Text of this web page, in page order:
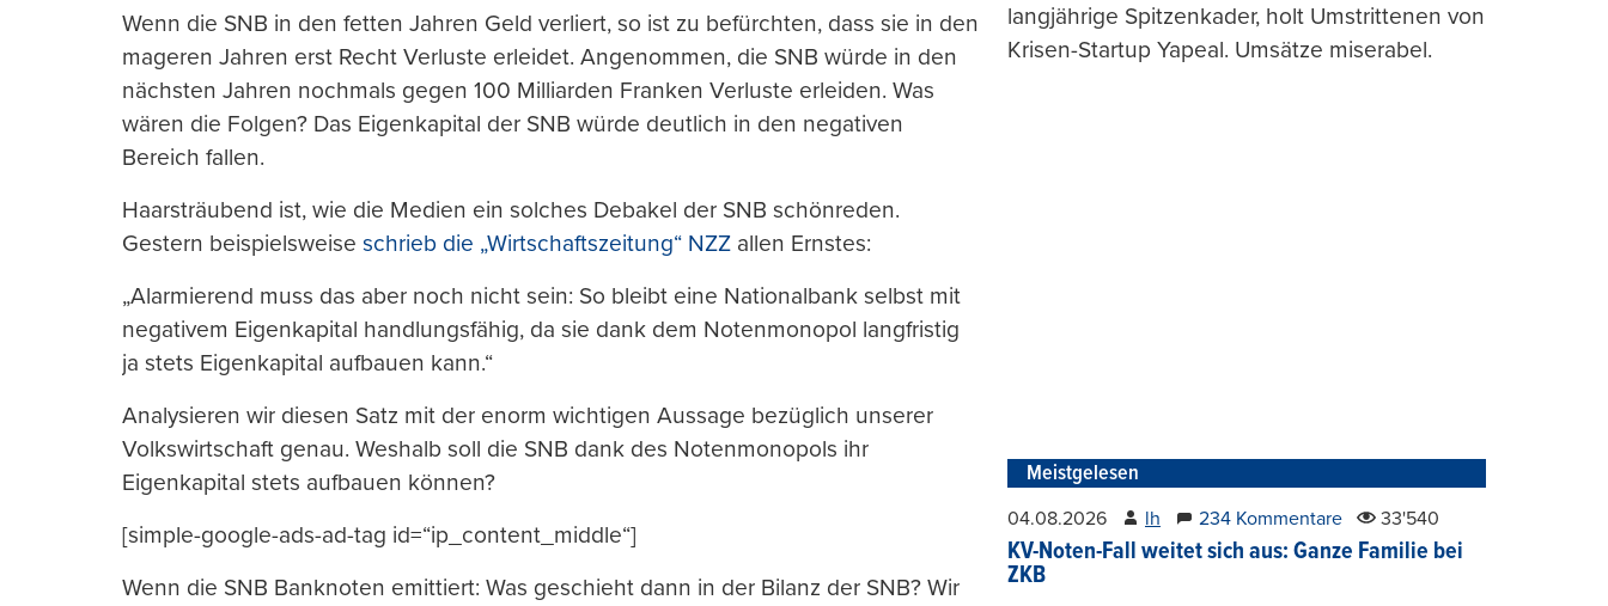
Wenn die SNB in den fetten Jahren Geld verliert, so ist zu befürchten, dass sie in den
mageren Jahren erst Recht Verluste erleidet. Angenommen, die SNB würde in den
nächsten Jahren nochmals gegen 100 Milliarden Franken Verluste erleiden. Was
wären die Folgen? Das Eigenkapital der SNB würde deutlich in den negativen
Bereich fallen.
Haarsträubend ist, wie die Medien ein solches Debakel der SNB schönreden.
Gestern beispielsweise schrieb die „Wirtschaftszeitung“ NZZ allen Ernstes:
„Alarmierend muss das aber noch nicht sein: So bleibt eine Nationalbank selbst mit
negativem Eigenkapital handlungsfähig, da sie dank dem Notenmonopol langfristig
ja stets Eigenkapital aufbauen kann.“
Analysieren wir diesen Satz mit der enorm wichtigen Aussage bezüglich unserer
Volkswirtschaft genau. Weshalb soll die SNB dank des Notenmonopols ihr
Eigenkapital stets aufbauen können?
[simple-google-ads-ad-tag id=“ip_content_middle“]
Wenn die SNB Banknoten emittiert: Was geschieht dann in der Bilanz der SNB? Wir
langjährige Spitzenkader, holt Umstrittenen von
Krisen-Startup Yapeal. Umsätze miserabel.
Meistgelesen
04.08.2026 lh 234 Kommentare 33'540
KV-Noten-Fall weitet sich aus: Ganze Familie bei
ZKB